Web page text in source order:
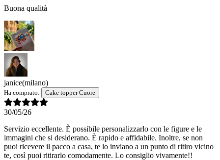
Buona qualità
janice(milano)
Ha comprato: Cake topper Cuore
30/05/26
Servizio eccellente. È possibile personalizzarlo con le figure e le
immagini che si desiderano. È rapido e affidabile. Inoltre, se non
puoi ricevere il pacco a casa, te lo inviano a un punto di ritiro vicino
te, così puoi ritirarlo comodamente. Lo consiglio vivamente!!